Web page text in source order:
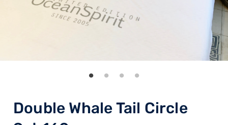
Double Whale Tail Circle